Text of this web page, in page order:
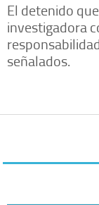
El detenido
investigadora
señalados.